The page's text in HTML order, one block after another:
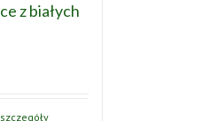
z białych